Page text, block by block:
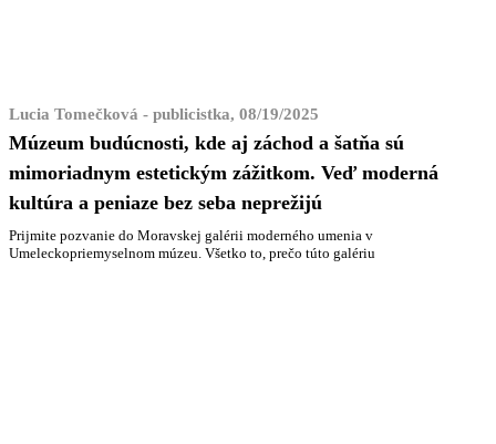
Lucia Tomečková - publicistka, 08/19/2025
Múzeum budúcnosti, kde aj záchod a šatňa sú
mimoriadnym estetickým zážitkom. Veď moderná
kultúra a peniaze bez seba neprežijú
Prijmite pozvanie do Moravskej galérii moderného umenia v
Umeleckopriemyselnom múzeu. Všetko to, prečo túto galériu